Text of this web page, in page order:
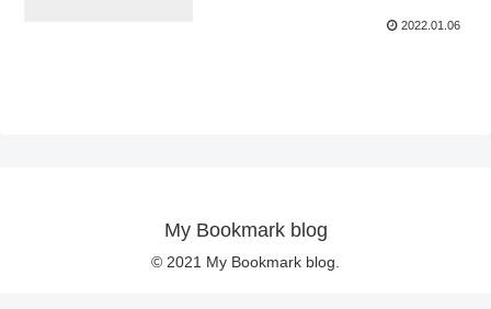
2022.01.06
My Bookmark blog
© 2021 My Bookmark blog.